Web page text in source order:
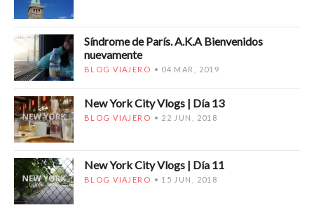
Síndrome de París. A.K.A Bienvenidos
nuevamente
BLOG VIAJERO 04 MAR, 2019
New York City Vlogs | Día 13
BLOG VIAJERO 22 JUN, 2018
New York City Vlogs | Día 11
BLOG VIAJERO 15 JUN, 2018